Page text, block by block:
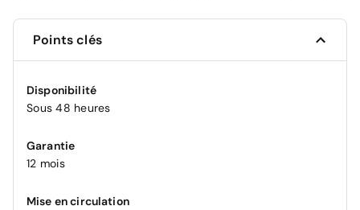
Points clés
Disponibilité
Sous 48 heures
Garantie
12 mois
Mise en circulation